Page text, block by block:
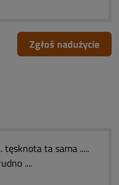
Zgłoś nadużycie
tęsknota ta sama .....
....